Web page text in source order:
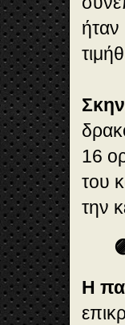
ήταν
16
του
την
Η